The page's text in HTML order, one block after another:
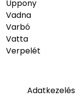
Uppony
Vadna
Varbó
Vatta
Verpelét
Adatkezelés